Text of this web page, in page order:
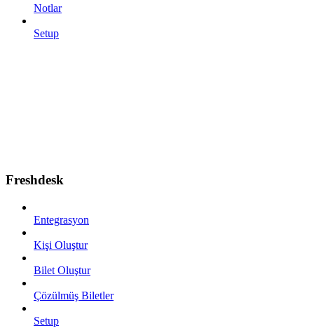
Notlar
Setup
Freshdesk
Entegrasyon
Kişi Oluştur
Bilet Oluştur
Çözülmüş Biletler
Setup